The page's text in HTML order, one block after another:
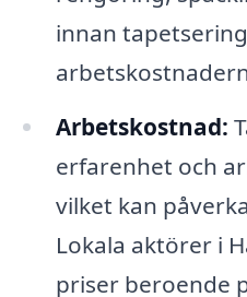
innan
Arbetskostnad:
erfarenhet och
vilket kan
Lokala aktörer i
priser beroende